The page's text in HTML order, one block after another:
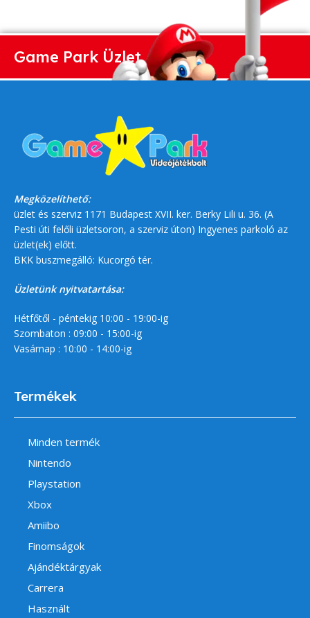
Game Park Üzlet
Megközelíthető:
üzlet és szerviz 1171 Budapest XVII. ker. Berky Lili u. 36. (A
Pesti úti felőli üzletsoron, a szerviz úton) Ingyenes parkoló az
üzlet(ek) előtt.
BKK buszmegálló: Kucorgó tér.
Üzletünk nyitvatartása:
Hétfőtől - péntekig 10:00 - 19:00-ig
Szombaton : 09:00 - 15:00-ig
Vasárnap : 10:00 - 14:00-ig
Termékek
Minden termék
Nintendo
Playstation
Xbox
Amiibo
Finomságok
Ajándéktárgyak
Carrera
Használt